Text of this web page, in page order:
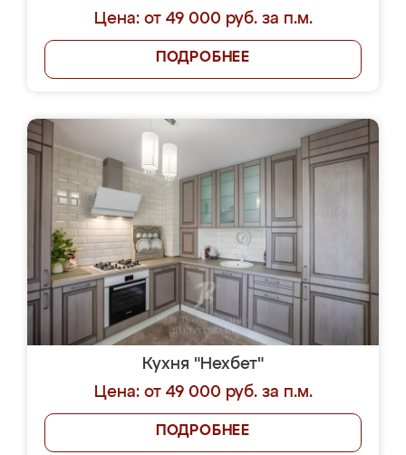
Цена: от 49 000 руб. за п.м.
ПОДРОБНЕЕ
Кухня "Нехбет"
Цена: от 49 000 руб. за п.м.
ПОДРОБНЕЕ